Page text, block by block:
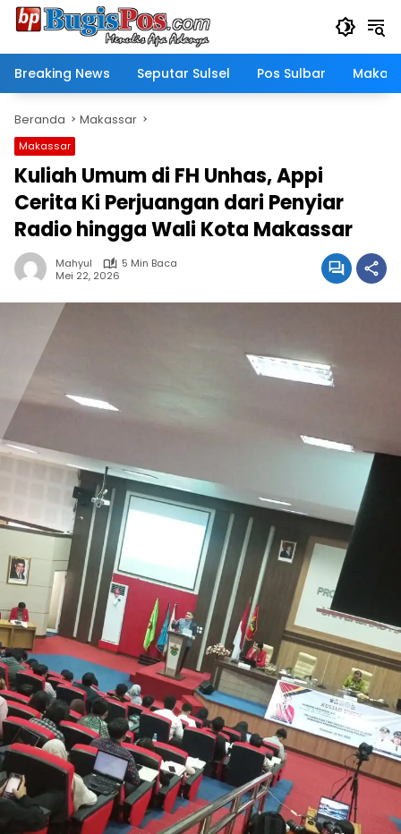
Langsung
Breaking News
Seputar Sulsel Pos Sulbar
Beranda Makassar
Makassar
Kuliah Umum di FH Unhas, Appi
Cerita Ki Perjuangan dari Penyiar
Radio hingga Wali Kota Makassar
Mahyul
5 Min Baca
Mei 22, 2026